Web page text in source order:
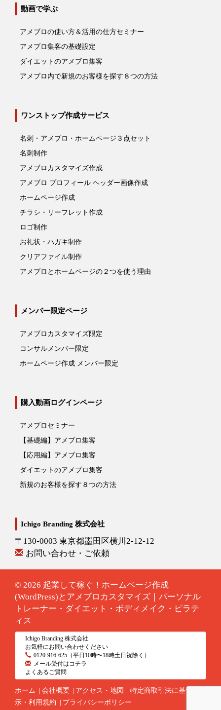
動画で学ぶ
アメブロの使い方＆活用の仕方セミナー
アメブロ集客の基礎設定
ダイエットのアメブロ集客
アメブロ内で新規のお客様を探す８つの方法
ワンストップ作成サービス
名刺・アメブロ・ホームページ３点セット
名刺制作
アメブロカスタマイズ作成
アメブロ プロフィール ヘッダー画像作成
ホームページ作成
チラシ・リーフレット作成
ロゴ制作
お礼状・ハガキ制作
クリアファイル制作
アメブロとホームページの２つを使う理由
メンバー限定ページ
アメブロカスタマイズ限定
コンサルメンバー限定
ホームページ作成 メンバー限定
購入動画ログインページ
アメブロセミナー
【基礎編】アメブロ集客
【応用編】アメブロ集客
ダイエットのアメブロ集客
新規のお客様を探す８つの方法
Ichigo Branding 株式会社
〒130-0003 東京都墨田区横川2-12-12
お問い合わせ・ご依頼
© 2026 起業して稼ぐ！ホームページ作成
(WordPress)とアメブロカスタマイズ｜パーソナル
トレーナー・ダイエット・ボディメイク・ピラテ
ィス
Ichigo Branding 株式会社
お気軽にお問い合わせください
0120-916-625 （平日10時〜18時土日祝除く）
メール受付はコチラ
よくあるご質問
ホーム 会社概要 アクセス・地図
特定商取引法に基づく表
示・利用規約
プライバシーポリシー